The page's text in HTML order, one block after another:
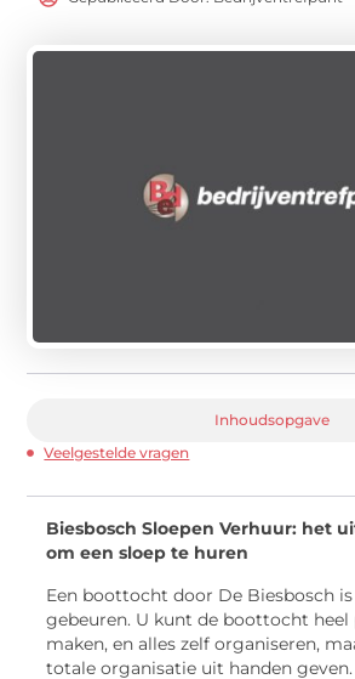
Inhoudsopgave
Veelgestelde vragen
Biesbosch Sloepen Verhuur: het
om een sloep te huren
Een boottocht door De Biesbosch
gebeuren. U kunt de boottocht heel
maken, en alles zelf organiseren,
totale organisatie uit handen